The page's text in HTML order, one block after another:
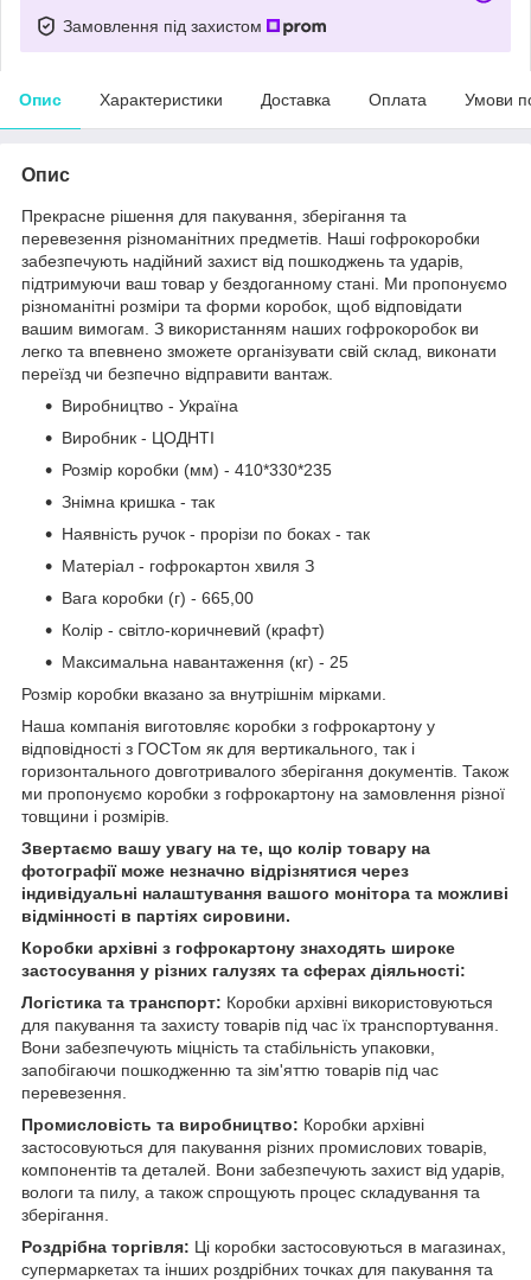
Замовлення під захистом
Опис Характеристики Доставка Оплата Умови
Опис
Прекрасне рішення для пакування, зберігання та
перевезення різноманітних предметів. Наші гофрокоробки
забезпечують надійний захист від пошкоджень та ударів,
підтримуючи ваш товар у бездоганному стані. Ми пропонуємо
різноманітні розміри та форми коробок, щоб відповідати
вашим вимогам. З використанням наших гофрокоробок ви
легко та впевнено зможете організувати свій склад, виконати
переїзд чи безпечно відправити вантаж.
Виробництво - Україна
Виробник - ЦОДНТІ
Розмір коробки (мм) - 410*330*235
Знімна кришка - так
Наявність ручок - прорізи по боках - так
Матеріал - гофрокартон хвиля З
Вага коробки (г) - 665,00
Колір - світло-коричневий (крафт)
Максимальна навантаження (кг) - 25
Розмір коробки вказано за внутрішнім мірками.
Наша компанія виготовляє коробки з гофрокартону у
відповідності з ГОСТом як для вертикального, так і
горизонтального довготривалого зберігання документів. Також
ми пропонуємо коробки з гофрокартону на замовлення різної
товщини і розмірів.
Звертаємо вашу увагу на те, що колір товару на
фотографії може незначно відрізнятися через
індивідуальні налаштування вашого монітора та можливі
відмінності в партіях сировини.
Коробки архівні з гофрокартону знаходять широке
застосування у різних галузях та сферах діяльності:
Логістика та транспорт: Коробки архівні використовуються
для пакування та захисту товарів під час їх транспортування.
Вони забезпечують міцність та стабільність упаковки,
запобігаючи пошкодженню та зім'яттю товарів під час
перевезення.
Промисловість та виробництво: Коробки архівні
застосовуються для пакування різних промислових товарів,
компонентів та деталей. Вони забезпечують захист від ударів,
вологи та пилу, а також спрощують процес складування та
зберігання.
Роздрібна торгівля: Ці коробки застосовуються в магазинах,
супермаркетах та інших роздрібних точках для пакування та